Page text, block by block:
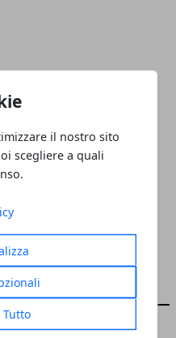
il nostro sito
scegliere a quali
Tutto
rimedi contro la
capelli